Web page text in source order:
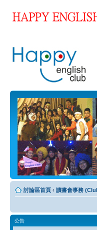
討論區首頁 ‹ 讀書會事務
公告